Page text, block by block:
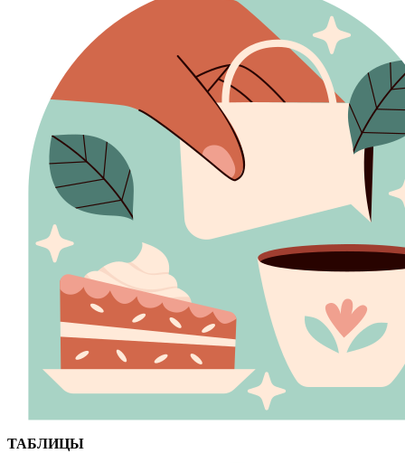
ТАБЛИЦЫ